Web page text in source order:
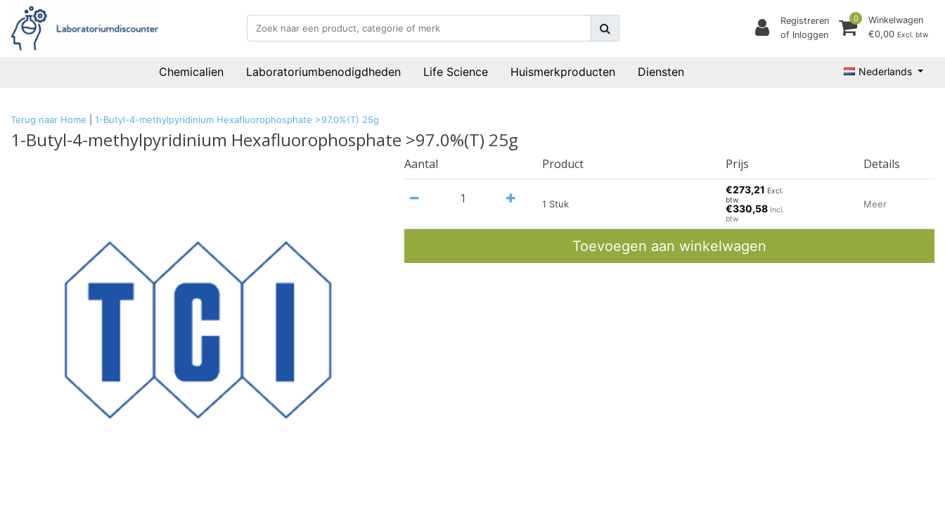
Registreren
of Inloggen
0
Winkelwagen
€0,00 Excl. btw
Chemicalien Laboratoriumbenodigdheden Life Science Huismerkproducten Diensten Nederlands
Terug naar Home 1-Butyl-4-methylpyridinium Hexafluorophosphate >97.0%(T) 25g
1-Butyl-4-methylpyridinium Hexafluorophosphate >97.0%(T) 25g
Aantal Product Prijs Details
1 Stuk
€273,21 Excl.
btw
€330,58 Incl.
btw
Meer
Toevoegen aan winkelwagen